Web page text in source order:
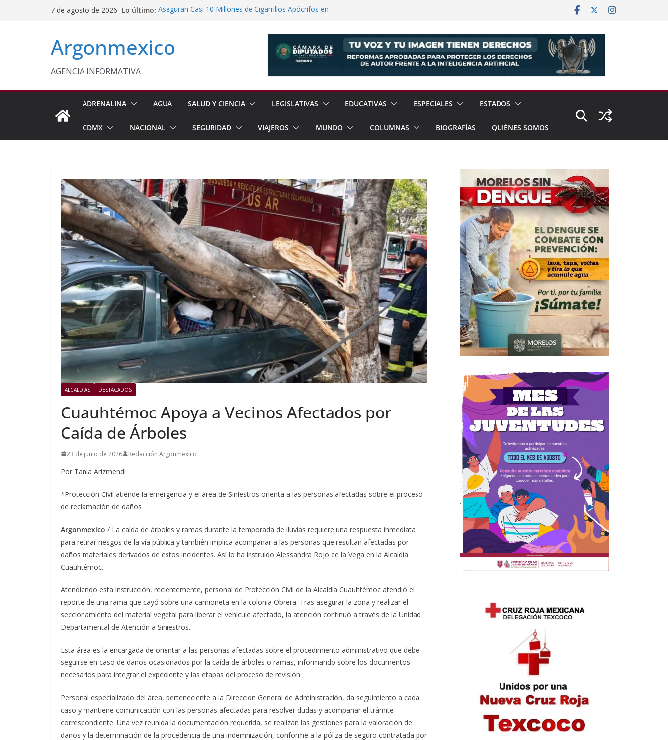
7 de agosto de 2026 Lo último: Aseguran Casi 10 Millones de Cigarrillos Apócrifos en
Cruzada Central por el Teatro Lleva Arte Escénico a 13
Homero Davis Llama a Jóvenes a Participar en la Vida Política
de México
Argonmexico
AGENCIA INFORMATIVA
ADRENALINA AGUA SALUD Y CIENCIA LEGISLATIVAS EDUCATIVAS ESPECIALES ESTADOS
CDMX NACIONAL SEGURIDAD VIAJEROS MUNDO COLUMNAS BIOGRAFÍAS QUIÉNES SOMOS
ALCALDÍAS DESTACADOS
Cuauhtémoc Apoya a Vecinos Afectados por
Caída de Árboles
23 de junio de 2026 Redacción Argonmexico
Por Tania Arizmendi
*Protección Civil atiende la emergencia y el área de Siniestros orienta a las personas afectadas sobre el proceso
de reclamación de daños
Argonmexico / La caída de árboles y ramas durante la temporada de lluvias requiere una respuesta inmediata
para retirar riesgos de la vía pública y también implica acompañar a las personas que resultan afectadas por
daños materiales derivados de estos incidentes. Así lo ha instruido Alessandra Rojo de la Vega en la Alcaldía
Cuauhtémoc.
Atendiendo esta instrucción, recientemente, personal de Protección Civil de la Alcaldía Cuauhtémoc atendió el
reporte de una rama que cayó sobre una camioneta en la colonia Obrera. Tras asegurar la zona y realizar el
seccionamiento del material vegetal para liberar el vehículo afectado, la atención continuó a través de la Unidad
Departamental de Atención a Siniestros.
Esta área es la encargada de orientar a las personas afectadas sobre el procedimiento administrativo que debe
seguirse en caso de daños ocasionados por la caída de árboles o ramas, informando sobre los documentos
necesarios para integrar el expediente y las etapas del proceso de revisión.
Personal especializado del área, perteneciente a la Dirección General de Administración, da seguimiento a cada
caso y mantiene comunicación con las personas afectadas para resolver dudas y acompañar el trámite
correspondiente. Una vez reunida la documentación requerida, se realizan las gestiones para la valoración de
daños y la determinación de la procedencia de una indemnización, conforme a la póliza de seguro contratada por